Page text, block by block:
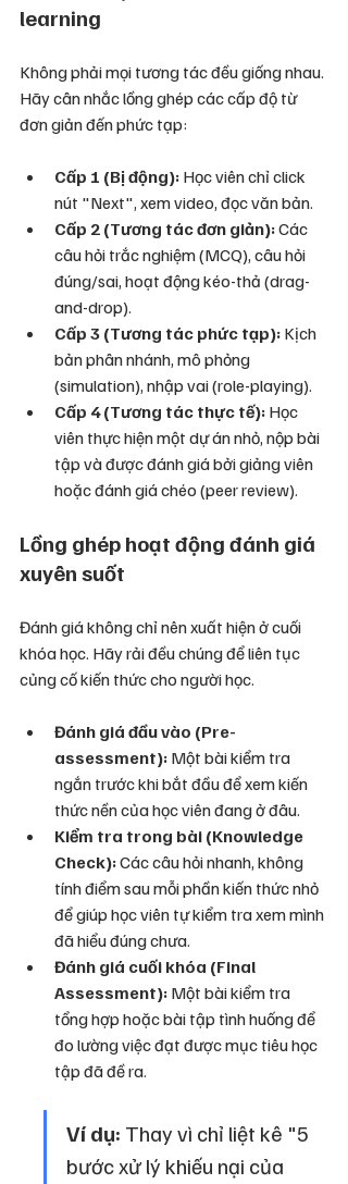
learning
Không phải mọi tương tác đều giống nhau.
Hãy cân nhắc lồng ghép các cấp độ từ
đơn giản đến phức tạp:
Cấp 1 (Bị động): Học viên chỉ click
nút "Next", xem video, đọc văn bản.
Cấp 2 (Tương tác đơn giản): Các
câu hỏi trắc nghiệm (MCQ), câu hỏi
đúng/sai, hoạt động kéo-thả (drag-
and-drop).
Cấp 3 (Tương tác phức tạp): Kịch
bản phân nhánh, mô phỏng
(simulation), nhập vai (role-playing).
Cấp 4 (Tương tác thực tế): Học
viên thực hiện một dự án nhỏ, nộp bài
tập và được đánh giá bởi giảng viên
hoặc đánh giá chéo (peer review).
Lồng ghép hoạt động đánh giá
xuyên suốt
Đánh giá không chỉ nên xuất hiện ở cuối
khóa học. Hãy rải đều chúng để liên tục
củng cố kiến thức cho người học.
Đánh giá đầu vào (Pre-
assessment): Một bài kiểm tra
ngắn trước khi bắt đầu để xem kiến
thức nền của học viên đang ở đâu.
Kiểm tra trong bài (Knowledge
Check): Các câu hỏi nhanh, không
tính điểm sau mỗi phần kiến thức nhỏ
để giúp học viên tự kiểm tra xem mình
đã hiểu đúng chưa.
Đánh giá cuối khóa (Final
Assessment): Một bài kiểm tra
tổng hợp hoặc bài tập tình huống để
đo lường việc đạt được mục tiêu học
tập đã đề ra.
Ví dụ: Thay vì chỉ liệt kê "5
bước xử lý khiếu nại của